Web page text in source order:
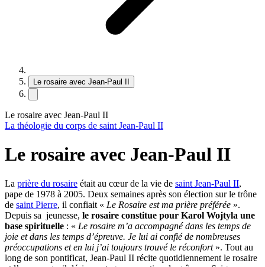
Le rosaire avec Jean-Paul II
Le rosaire avec Jean-Paul II
La théologie du corps de saint Jean-Paul II
Le rosaire avec Jean-Paul II
La prière du rosaire était au cœur de la vie de saint Jean-Paul II,
pape de 1978 à 2005. Deux semaines après son élection sur le trône
de saint Pierre, il confiait « Le Rosaire est ma prière préférée ».
Depuis sa jeunesse, le rosaire constitue pour Karol Wojtyla une
base spirituelle : « Le rosaire m’a accompagné dans les temps de
joie et dans les temps d’épreuve. Je lui ai confié de nombreuses
préoccupations et en lui j’ai toujours trouvé le réconfort ». Tout au
long de son pontificat, Jean-Paul II récite quotidiennement le rosaire